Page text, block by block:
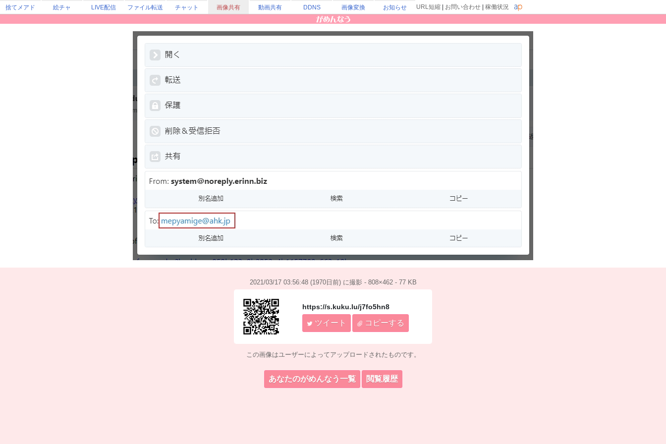
捨てメアド 絵チャ LIVE配信 ファイル転送 チャット 画像共有 動画共有 DDNS 画像変換 お知らせ URL短縮 お問い合わせ 稼働状況
2021/03/17 03:56:48 (1970日前) に撮影 - 808×462 - 77 KB
https://s.kuku.lu/j7fo5hn8
ツイート コピーする
この画像はユーザーによってアップロードされたものです。
あなたのがめんなう一覧 閲覧履歴